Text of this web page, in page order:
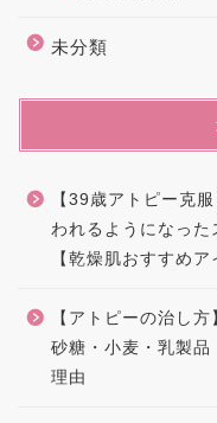
未分類
【39歳アトピー克
われるようになっ
【乾燥肌おすすめア
【アトピーの治し
砂糖・小麦・乳製
理由